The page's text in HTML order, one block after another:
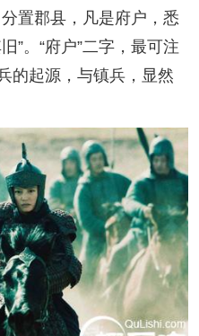
置郡县，凡是府户，悉
”。“府户”二字，最可注
的起源，与镇兵，显然